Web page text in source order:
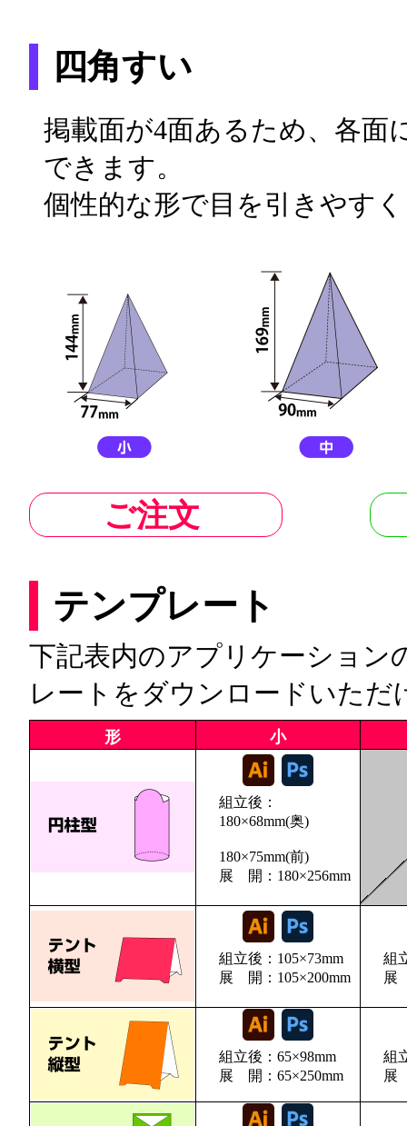
四角すい
掲載面が4面あるため、各面
できます。
個性的な形で目を引きやす
ご注文
テンプレート
下記表内のアプリケーショ
レートをダウンロードいただ
形 小
組立後：
180×68mm(奥)
180×75mm(前)
展 開：180×256mm
組立後：105×73mm
展 開：105×200mm
組
展
組立後：65×98mm
展 開：65×250mm
組
展